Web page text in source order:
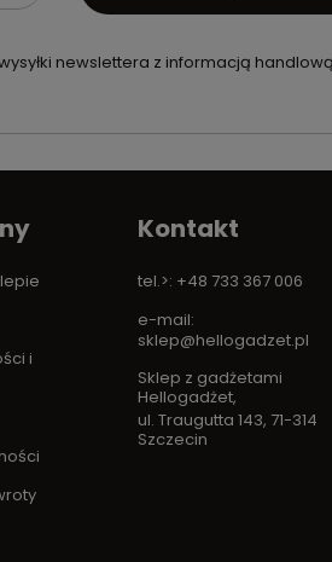
newslettera z informacją
i
Kontakt
tel.>: +48 733 367 006
e-mail:
sklep@hellogadzet.pl
Sklep z gadżetami
Hellogadżet,
ul. Traugutta 143, 71-314
Szczecin